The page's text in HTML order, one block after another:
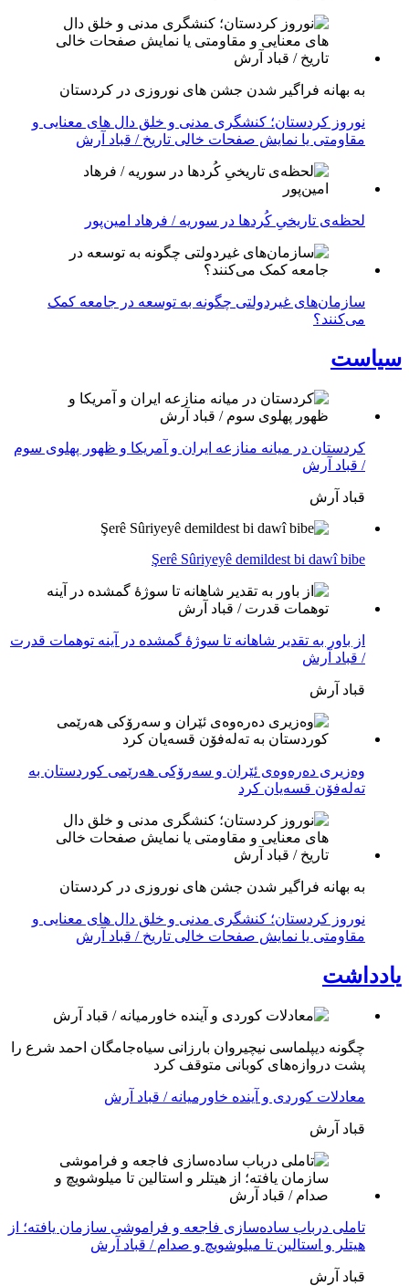
به بهانه فراگیر شدن جشن های نوروزی در کردستان
نوروز کردستان؛ کنشگری مدنی و خلق دال های معنایی و
مقاومتی یا نمایش صفحات خالی تاریخ / قباد آرش
لحظه‌ی تاریخیِ کُردها در سوریه / فرهاد امین‌پور
سازمان‌های غیردولتی چگونه به توسعه در جامعه کمک
می‌کنند؟
سیاست
کردستان در میانه منازعە ایران و آمریکا و ظهور پهلوی سوم
/ قباد آرش
قباد آرش
Şerê Sûriyeyê demildest bi dawî bibe
از باور بە تقدیر شاهانه تا سوژهٔ گمشده در آینه توهمات قدرت
/ قباد آرش
قباد آرش
وەزیری دەرەوەی ئێران و سەرۆکی هەرێمی کوردستان بە
تەلەفۆن قسەیان کرد
به بهانه فراگیر شدن جشن های نوروزی در کردستان
نوروز کردستان؛ کنشگری مدنی و خلق دال های معنایی و
مقاومتی یا نمایش صفحات خالی تاریخ / قباد آرش
یادداشت
چگونه دیپلماسی نیچیروان بارزانی سیاەجامگان احمد شرع را
پشت دروازەهای کوبانی متوقف کرد
معادلات کوردی و آینده خاورمیانه / قباد آرش
قباد آرش
تاملی درباب سادەسازی فاجعە و فراموشی سازمان یافتە؛ از
هیتلر و استالین تا میلوشویچ و صدام / قباد آرش
قباد آرش